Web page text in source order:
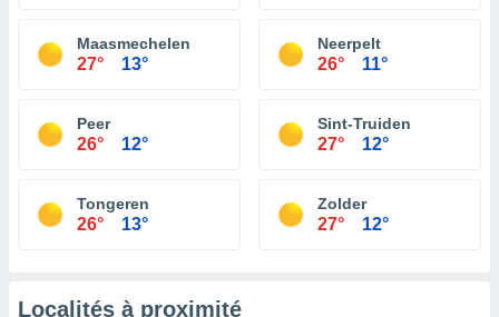
Maasmechelen
27° 13°
Neerpelt
26° 11°
Peer
26° 12°
Sint-Truiden
27° 12°
Tongeren
26° 13°
Zolder
27° 12°
Localités à proximité